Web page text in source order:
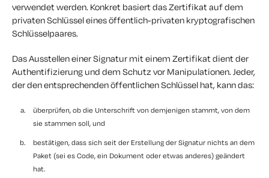
verwendet werden. Konkret basiert das Zertifikat auf dem
privaten Schlüssel eines öffentlich-privaten kryptografischen
Schlüsselpaares.
Das Ausstellen einer Signatur mit einem Zertifikat dient der
Authentifizierung und dem Schutz vor Manipulationen. Jeder,
der den entsprechenden öffentlichen Schlüssel hat, kann das:
überprüfen, ob die Unterschrift von demjenigen stammt, von dem
sie stammen soll, und
bestätigen, dass sich seit der Erstellung der Signatur nichts an dem
Paket (sei es Code, ein Dokument oder etwas anderes) geändert
hat.